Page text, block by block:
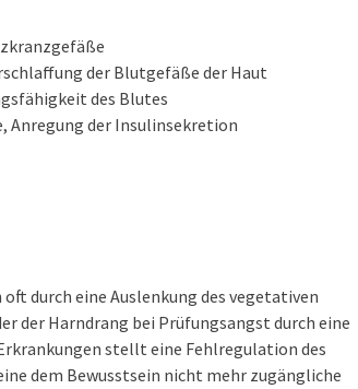
der Blutgefäße der Haut
des Blutes
Anregung der Insulinsekretion
durch eine Auslenkung des vegetativen
der Harndrang bei Prüfungsangst durch eine
stellt eine Fehlregulation des
dem Bewusstsein nicht mehr zugängliche